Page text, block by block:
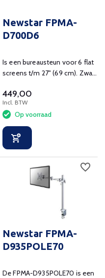
Newstar FPMA-
D700D6
Is een bureausteun voor 6 flat
screens t/m 27" (69 cm). Zwart
449,00
Incl. BTW
Op voorraad
Newstar FPMA-
D935POLE70
De FPMA-D935POLE70 is een